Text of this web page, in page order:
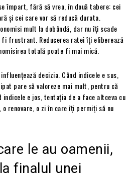
împart, fără să vrea, în două tabere: cei
și cei care vor să reducă durata.
mult la dobândă, dar nu îți scade
frustrant. Reducerea ratei îți eliberează
totală poate fi mai mică.
decizia. Când indicele e sus,
pare să valoreze mai mult, pentru că
indicele e jos, tentația de a face altceva cu
o renovare, o zi în care îți permiți să nu
le au oamenii,
finalul unei